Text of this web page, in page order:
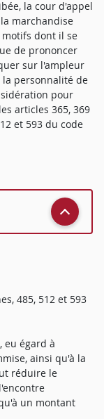
la cour d'appel
marchandise
dont il se
de prononcer
sur l'ampleur
personnalité de
pour
articles 365, 369
et 593 du code
485, 512 et 593
eu égard à
ainsi qu'à la
réduire le
un montant